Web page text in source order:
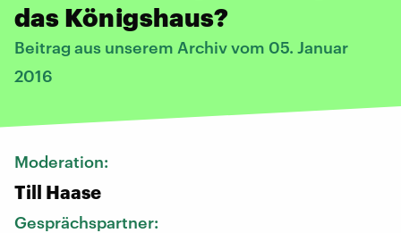
das Königshaus?
Beitrag aus unserem Archiv vom 05. Januar
2016
Moderation:
Till Haase
Gesprächspartner: